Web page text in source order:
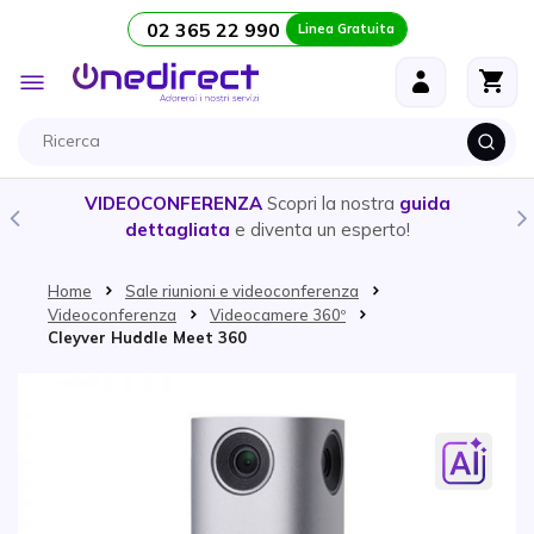
Salta al contenuto 02 365 22 990 Linea Gratuita
Toggle
Nav
VIDEOCONFERENZA Scopri la nostra guida
dettagliata e diventa un esperto!
Home
Sale riunioni e videoconferenza
Videoconferenza
Videocamere 360º
Cleyver Huddle Meet 360